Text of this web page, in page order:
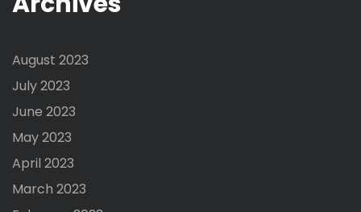
August 2023
July 2023
June 2023
May 2023
April 2023
March 2023